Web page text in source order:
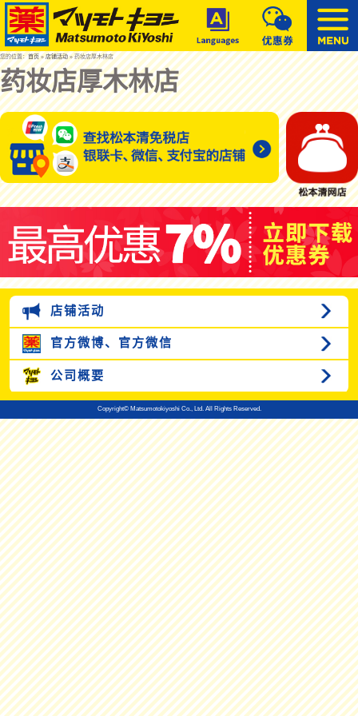
您的位置：首页»店铺活动» 药妆店厚木林店
药妆店厚木林店
店铺活动
官方微博、 官方微信
公司概要
Copyright© Matsumotokiyoshi Co., Ltd. All Rights Reserved.